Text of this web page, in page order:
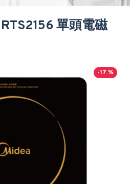
單頭電磁
-17 %